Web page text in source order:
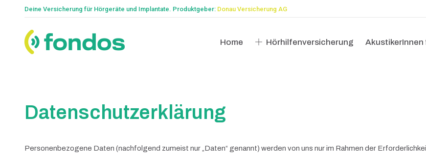
Deine Versicherung für Hörgeräte und Implantate. Produktgeber: Donau Versicherung AG
Home Hörhilfenversicherung AkustikerInnen
Datenschutzerklärung
Personenbezogene Daten (nachfolgend zumeist nur „Daten“ genannt) werden von uns nur im Rahmen der
Home Hörhilfenversicherung AkustikerInnen